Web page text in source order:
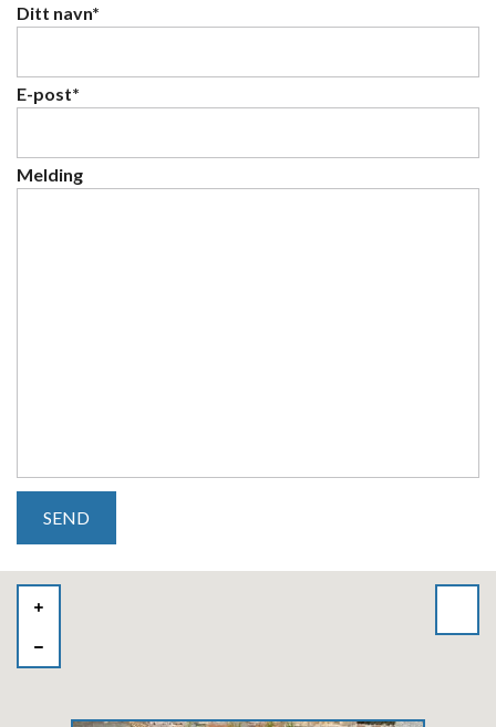
Ditt navn*
E-post*
Melding